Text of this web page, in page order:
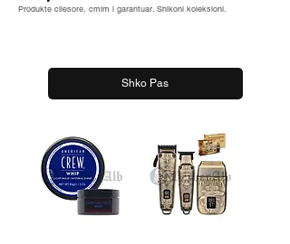
Produkte cilesore, cmim i garantuar. Shikoni koleksioni.
Shko Pas